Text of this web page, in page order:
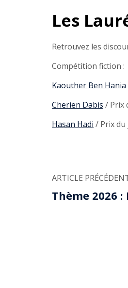
Les
Retrouvez les
Compétition fiction :
Kaouther Ben Hania
Cherien Dabis / Prix
Hasan Hadi / Prix du
ARTICLE
Thème 2026